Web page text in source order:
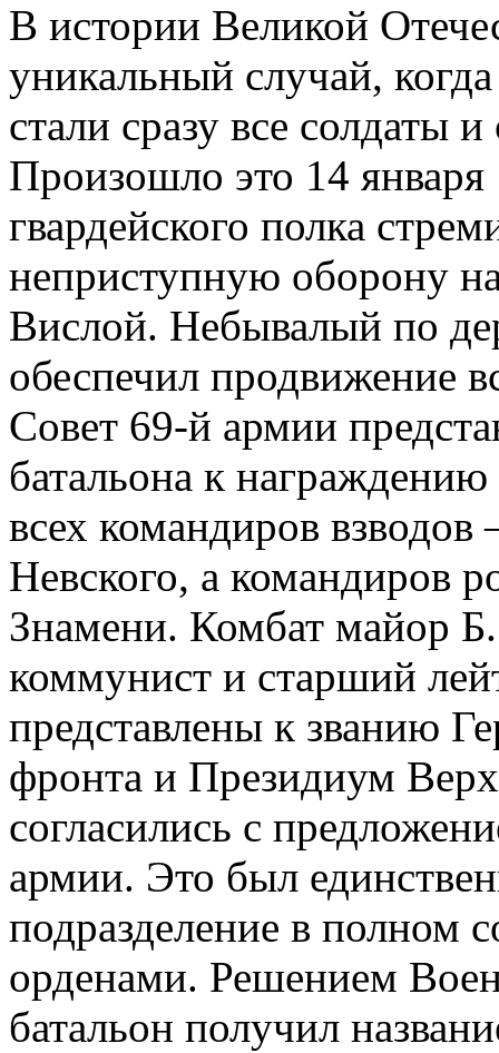
В истории Великой
уникальный случай,
стали сразу все солдаты
Произошло это 14 января
гвардейского полка
неприступную оборону
Вислой. Небывалый по
обеспечил продвижение
Совет 69-й армии
батальона к
всех командиров взводов
Невского, а командиров
Знамени. Комбат майор
коммунист и старший
представлены к званию
фронта и Президиум
согласились с
армии. Это был
подразделение в полном
орденами. Решением
батальон получил